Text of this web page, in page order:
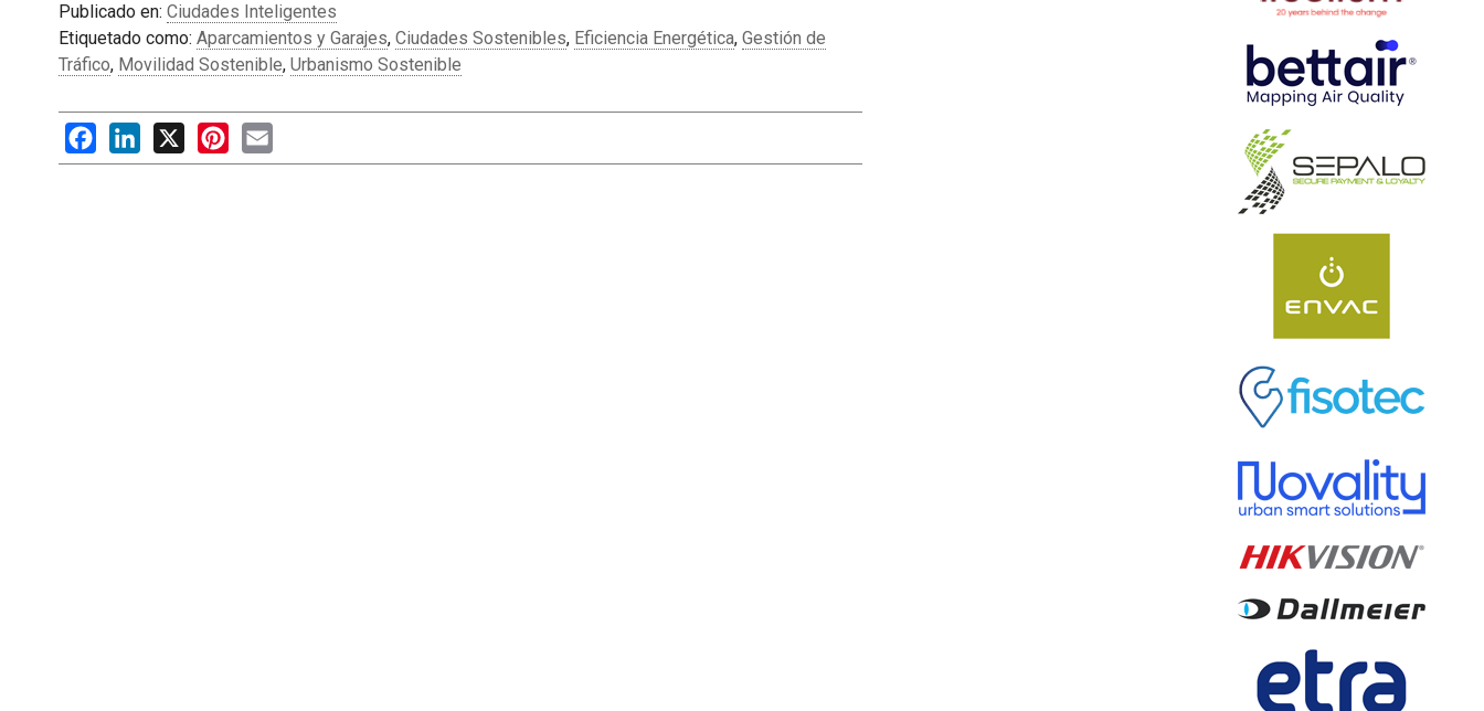
Publicado en: Ciudades Inteligentes
Etiquetado como: Aparcamientos y Garajes, Ciudades Sostenibles, Eficiencia Energética, Gestión de
Tráfico, Movilidad Sostenible, Urbanismo Sostenible
FacebookLinkedIn
X PinterestEmail